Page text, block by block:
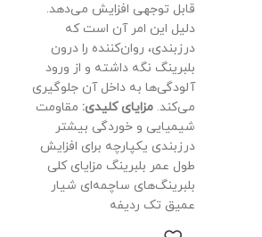
قابل توجهی افزایش می‌دهد.
دلیل این امر آن است که
درزبندی، روان‌کننده را درون
بلبرینگ نگه داشته و از ورود
آلودگی‌ها به داخل آن جلوگیری
می‌کند. مزایای کلیدی: مقاومت
شیمیایی و خوردگی بیشتر
درزبندی یکپارچه برای افزایش
طول عمر بلبرینگ مزایای کلی
بلبرینگ‌های ساچمه‌ای شیار
عمیق تک ردیفه